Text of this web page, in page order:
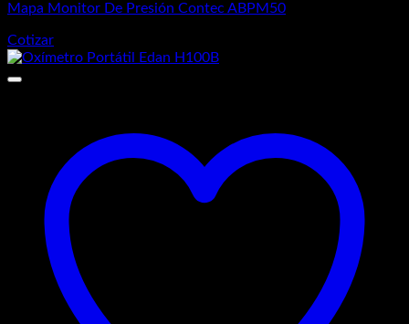
Mapa Monitor De Presión Contec ABPM50
Cotizar